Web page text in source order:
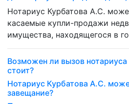
Нотариус Курбатова А.С.
касаемые купли-продажи
имущества, находящегося в
Возможен ли вызов
стоит?
Нотариус Курбатова А.С.
завещание?